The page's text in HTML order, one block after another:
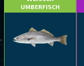
UMBERFISCH